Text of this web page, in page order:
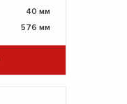
40 мм
576 мм